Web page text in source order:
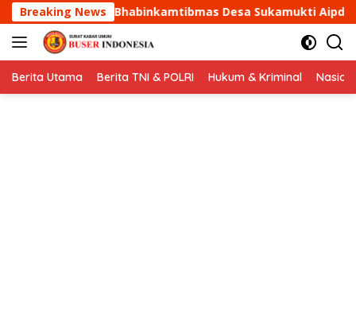
Langsung
ke
konten
Breaking News
Desa Sukamukti Aipda Agus Sukmana Laksanakan
Berita Utama Berita TNI & POLRI Hukum & Kriminal